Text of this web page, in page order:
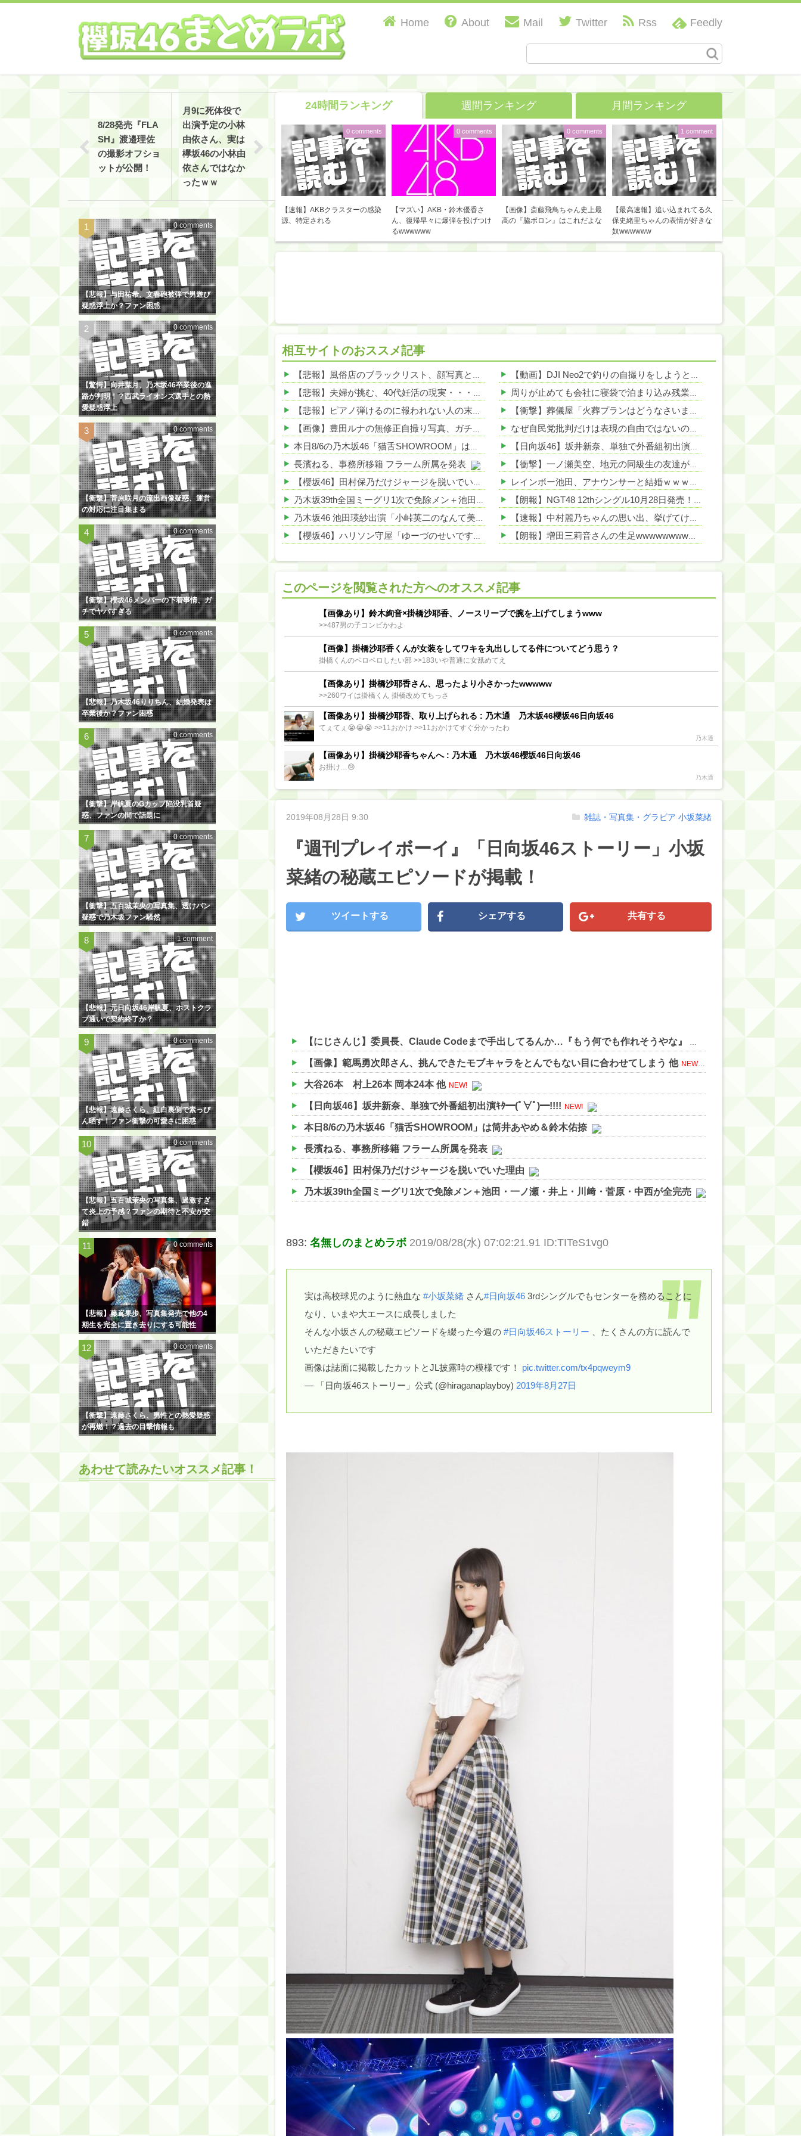
Home About Mail Twitter Rss Feedly
24時間ランキング 週間ランキング 月間ランキング
【速報】AKBクラスターの感染
源、特定される
0 comments
【マズい】AKB・鈴木優香さ
ん、復帰早々に爆弾を投げつけ
るwwwwww
0 comments
【画像】斎藤飛鳥ちゃん史上最
高の『脇ボロン』はこれだよな
0 comments
【最高速報】追い込まれてる久
保史緒里ちゃんの表情が好きな
奴wwwwww
1 comment
相互サイトのおススメ記事
【悲報】風俗店のブラックリスト、顔写真と土下座写真でバッチリ管理されてる件ｗｗｗｗ 他 NEW!
【悲報】夫婦が挑む、40代妊活の現実・・・その理由が泣けるｗｗｗｗ 他 NEW!
【悲報】ピアノ弾けるのに報われない人の末路がこちらｗｗｗｗｗ 他 NEW!
【画像】豊田ルナの無修正自撮り写真、ガチで大絶賛されるwww 他 NEW!
本日8/6の乃木坂46「猫舌SHOWROOM」は筒井あやめ＆鈴木佑捺
長濱ねる、事務所移籍 フラーム所属を発表
【櫻坂46】田村保乃だけジャージを脱いでいた理由
乃木坂39th全国ミーグリ1次で免除メン＋池田・一ノ瀬・井上・川﨑・菅原・中西が全完売
乃木坂46 池田瑛紗出演「小峠英二のなんて美だ！」テーマ：徳川家康【2025.8.5 24:00〜 TOKYO MX】
【櫻坂46】ハリソン守屋「ゆーづのせいです」【ラヴィット!】
【櫻坂46】ミーグリで喧嘩！？山下瞳月、これはマジギレしてる
【日向坂46】この月、何かあるのか！？『お願いバッハ！』ミーグリ日程がこちら
Powered by livedoor 相互RSS
【動画】DJI Neo2で釣りの自撮りをしようとした男の悲劇（ノ∇`）
周りが止めても会社に寝袋で泊まり込み残業を続ける先輩Aさん。寝ないように社長が椅子を変えても残る、さらに上司が帰るのを待って戻ってくる始末…そんなある日、出社すると社内が騒然としていて・・・
【衝撃】葬儀屋「火葬プランはどうなさいますか？」ワイ喪主「直葬で(即答)」→結果ァw w w w w w w w w w
なぜ自民党批判だけは表現の自由ではないのか
【日向坂46】坂井新奈、単独で外番組初出演ｷﾀ━(ﾟ∀ﾟ)━!!!! NEW!
【衝撃】一ノ瀬美空、地元の同級生の友達が地方局の新人アナウンサーwwwwww
レインボー池田、アナウンサーと結婚ｗｗｗｗｗ
【朗報】NGT48 12thシングル10月28日発売！2025年6月の「希望列車」以来1年4カ月ぶりの発売！！
【速報】中村麗乃ちゃんの思い出、挙げてけwwwwwwwwwww
【朗報】増田三莉音さんの生足wwwwwwwwwwww
Powered by livedoor 相互RSS
このページを閲覧された方へのオススメ記事
【画像あり】鈴木絢音×掛橋沙耶香、ノースリーブで腕を上げてしまうwww
>>487男の子コンビかわよ
【画像】掛橋沙耶香くんが女装をしてワキを丸出ししてる件についてどう思う？
掛橋くんのペロペロしたい部 >>183いや普通に女舐めてえ
【画像あり】掛橋沙耶香さん、思ったより小さかったwwwww
>>260ワイは掛橋くん 掛橋改めてちっさ
【画像あり】掛橋沙耶香、取り上げられる : 乃木通 乃木坂46櫻坂46日向坂46
てぇてぇ😭😭😭 >>11おかけ >>11おかけてすぐ分かったわ
乃木通
【画像あり】掛橋沙耶香ちゃんへ : 乃木通 乃木坂46櫻坂46日向坂46
お掛け…😢
乃木通
2019年08月28日 9:30
『週刊プレイボーイ』「日向坂46ストーリー」小坂
菜緒の秘蔵エピソードが掲載！
雑誌・写真集・グラビア 小坂菜緒
ツイートする シェアする 共有する
【にじさんじ】委員長、Claude Codeまで手出してるんか…『もう何でも作れそうやな』 他
【画像】範馬勇次郎さん、挑んできたモブキャラをとんでもない目に合わせてしまう 他 NEW!
大谷26本 村上26本 岡本24本 他 NEW!
【日向坂46】坂井新奈、単独で外番組初出演ｷﾀ━(ﾟ∀ﾟ)━!!!! NEW!
本日8/6の乃木坂46「猫舌SHOWROOM」は筒井あやめ＆鈴木佑捺
長濱ねる、事務所移籍 フラーム所属を発表
【櫻坂46】田村保乃だけジャージを脱いでいた理由
乃木坂39th全国ミーグリ1次で免除メン＋池田・一ノ瀬・井上・川﨑・菅原・中西が全完売
【櫻坂46】ミーグリで喧嘩！？山下瞳月、これはマジギレしてる
【朗報】増田三莉音さんの生足wwwwwwwwwwww
【朗報】増田三莉音さんの生足wwwwwwwwwwww
筒井あやめ、アレをチラリ。こういう偶然の方が官能的だよな？
Powered by livedoor 相互RSS
893: 名無しのまとめラボ 2019/08/28(水) 07:02:21.91 ID:TITeS1vg0
実は高校球児のように熱血な #小坂菜緒 さん#日向坂46 3rdシングルでもセンターを務めることに
なり、いまや大エースに成長しました
そんな小坂さんの秘蔵エピソードを綴った今週の #日向坂46ストーリー 、たくさんの方に読んで
いただきたいです
画像は誌面に掲載したカットとJL披露時の模様です！ pic.twitter.com/tx4pqweym9
— 「日向坂46ストーリー」公式 (@hiraganaplayboy) 2019年8月27日
8/28発売『FLA
SH』渡邉理佐
の撮影オフショ
ットが公開！
月9に死体役で
出演予定の小林
由依さん、実は
欅坂46の小林由
依さんではなか
ったｗｗ
【悲報】与田祐希、文春砲被弾で男遊び
疑惑浮上か？ファン困惑
0 comments
【驚愕】向井葉月、乃木坂46卒業後の進
路が判明！？西武ライオンズ選手との熱
愛疑惑浮上
0 comments
【衝撃】菅原咲月の流出画像疑惑、運営
の対応に注目集まる
0 comments
【衝撃】櫻坂46メンバーの下着事情、ガ
チでヤバすぎる
0 comments
【悲報】乃木坂46りりちん、結婚発表は
卒業後か？ファン困惑
0 comments
【衝撃】岸帆夏のGカップ陥没乳首疑
惑、ファンの間で話題に
0 comments
【衝撃】五百城茉央の写真集、透けパン
疑惑で乃木坂ファン騒然
0 comments
【悲報】元日向坂46岸帆夏、ホストクラ
ブ通いで契約終了か？
1 comment
【悲報】遠藤さくら、紅白裏側で素っぴ
ん晒す！ファン衝撃の可愛さに困惑
0 comments
【悲報】五百城茉央の写真集、過激すぎ
て炎上の予感？ファンの期待と不安が交
錯
0 comments
【悲報】藤嶌果歩、写真集発売で他の4
期生を完全に置き去りにする可能性
0 comments
【衝撃】遠藤さくら、男性との熱愛疑惑
が再燃！？過去の目撃情報も
0 comments
あわせて読みたいオススメ記事！